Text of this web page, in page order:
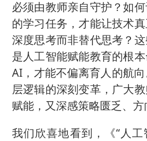
必须由教师亲自守护？如
的学习任务，才能让技术
深度思考而非替代思考？
是人工智能赋能教育的根
AI，才能不偏离育人的航
层逻辑的深刻变革，广大
赋能，又深感策略匮乏、方
我们欣喜地看到，《“人工